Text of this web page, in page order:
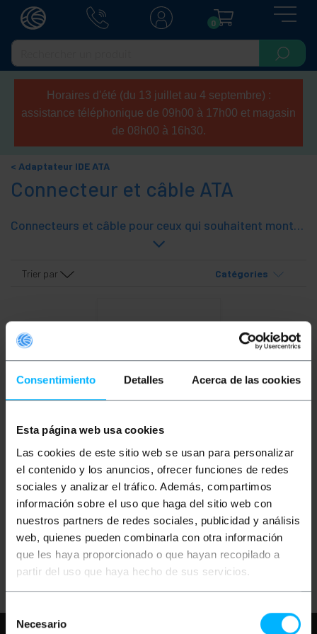
Consentimiento Detalles Acerca de las cookies
Esta página web usa cookies
Las cookies de este sitio web se usan para personalizar
el contenido y los anuncios, ofrecer funciones de redes
sociales y analizar el tráfico. Además, compartimos
información sobre el uso que haga del sitio web con
nuestros partners de redes sociales, publicidad y análisis
web, quienes pueden combinarla con otra información
que les haya proporcionado o que hayan recopilado a
partir del uso que haya hecho de sus servicios.
Necesario
0
Horaires d'été (du 13 juillet au 4 septembre) :
assistance téléphonique de 09h00 à 17h00 et magasin
de 08h00 à 16h30.
Adaptateur IDE ATA
Connecteur et câble ATA
Connecteurs et câble pour ceux qui souhaitent monter vos propres câble IDE et ATA.
Trier par Catégories
OUTLET 40%
connecteur IDE
PVP
0,39€
0,23€
0,23 VAT inc.
PVD
0,35€
0,21€
Livraison immédiate
REF:
Quantité